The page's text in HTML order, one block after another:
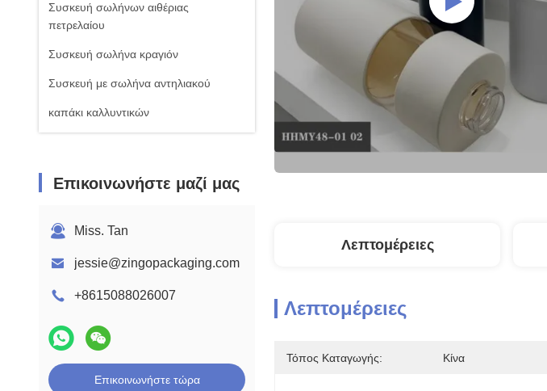
Συσκευή σωλήνων αιθέριας
πετρελαίου
Συσκευή σωλήνα κραγιόν
Συσκευή με σωλήνα αντηλιακού
καπάκι καλλυντικών
Επικοινωνήστε μαζί μας
Miss. Tan
jessie@zingopackaging.com
+8615088026007
Επικοινωνήστε τώρα
Λεπτομέρειες
Λεπτομέρειες
Τόπος Καταγωγής: Κίνα